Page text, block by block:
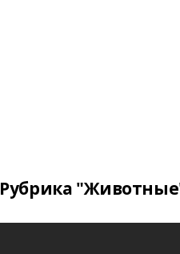
Рубрика